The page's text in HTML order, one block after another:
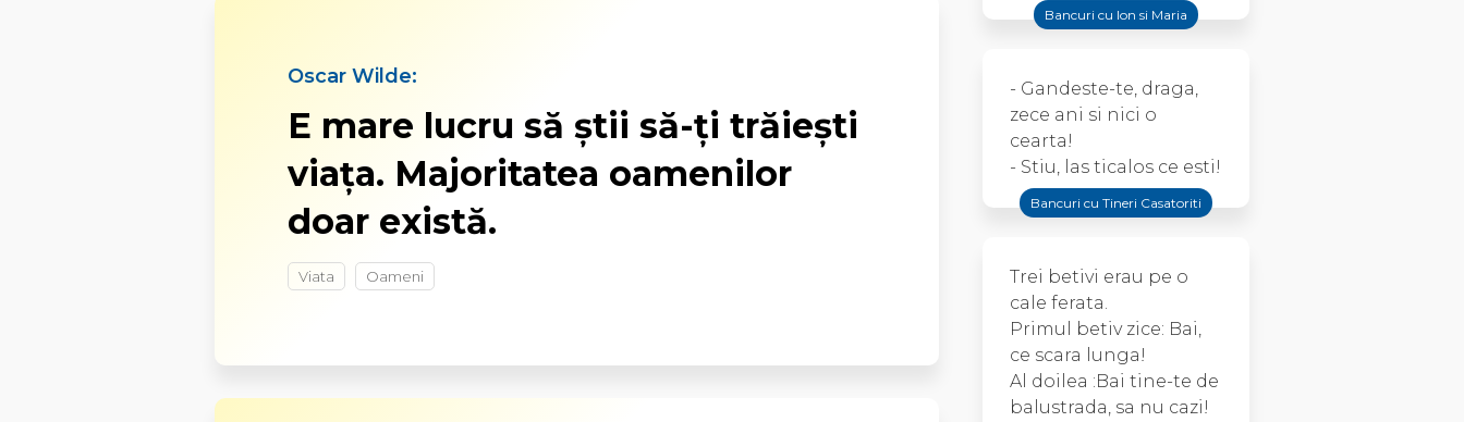
Oscar Wilde:
E mare lucru să știi să-ți trăiești
viața. Majoritatea oamenilor
doar există.
Viata Oameni
Bancuri cu Ion si Maria
- Gandeste-te, draga,
zece ani si nici o
cearta!
- Stiu, las ticalos ce esti!
Bancuri cu Tineri Casatoriti
Trei betivi erau pe o
cale ferata.
Primul betiv zice: Bai,
ce scara lunga!
Al doilea :Bai tine-te de
balustrada, sa nu cazi!